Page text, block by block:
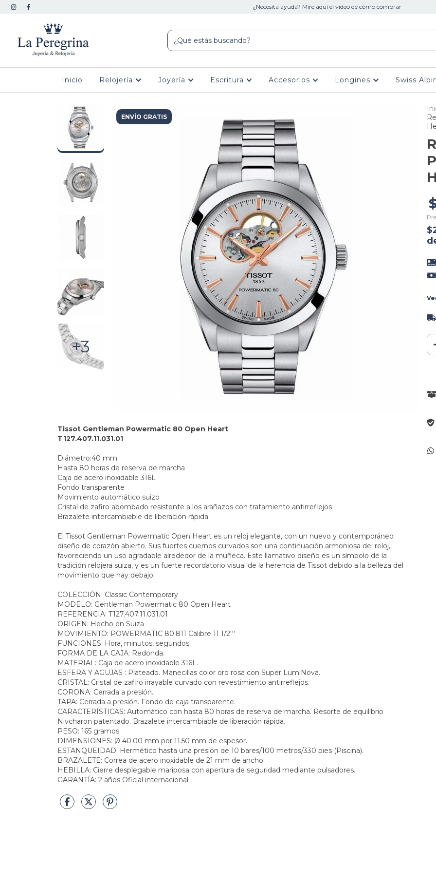
¿Necesita ayuda? Mire aquí el video de cómo comprar
Inicio Relojería Joyería Escritura Accesorios Longines Swiss
+3
ENVÍO GRATIS
Tissot Gentleman Powermatic 80 Open Heart
T127.407.11.031.01
Diámetro:40 mm
Hasta 80 horas de reserva de marcha
Caja de acero inoxidable 316L
Fondo transparente
Movimiento automático suizo
Cristal de zafiro abombado resistente a los arañazos con tratamiento antirreflejos
Brazalete intercambiable de liberación rápida
El Tissot Gentleman Powermatic Open Heart es un reloj elegante, con un nuevo y contemporáneo
diseño de corazón abierto. Sus fuertes cuernos curvados son una continuación armoniosa del reloj,
favoreciendo un uso agradable alrededor de la muñeca. Este llamativo diseño es un símbolo de la
tradición relojera suiza, y es un fuerte recordatorio visual de la herencia de Tissot debido a la belleza del
movimiento que hay debajo.
COLECCIÓN: Classic Contemporary
MODELO: Gentleman Powermatic 80 Open Heart
REFERENCIA: T127.407.11.031.01
ORIGEN: Hecho en Suiza
MOVIMIENTO: POWERMATIC 80.811 Calibre 11 1/2'''
FUNCIONES: Hora, minutos, segundos.
FORMA DE LA CAJA: Redonda.
MATERIAL: Caja de acero inoxidable 316L.
ESFERA Y AGUJAS : Plateado. Manecillas color oro rosa con Super LumiNova.
CRISTAL: Cristal de zafiro irrayable curvado con revestimiento antirreflejos.
CORONA: Cerrada a presión.
TAPA: Cerrada a presión. Fondo de caja transparente.
CARACTERÍSTICAS: Automático con hasta 80 horas de reserva de marcha. Resorte de equilibrio
Nivcharon patentado. Brazalete intercambiable de liberación rápida.
PESO: 165 gramos
DIMENSIONES: Ø 40.00 mm por 11.50 mm de espesor.
ESTANQUEIDAD: Hermético hasta una presión de 10 bares/100 metros/330 pies (Piscina).
BRAZALETE: Correa de acero inoxidable de 21 mm de ancho.
HEBILLA: Cierre desplegable mariposa con apertura de seguridad mediante pulsadores.
GARANTÍA: 2 años Oficial internacional.